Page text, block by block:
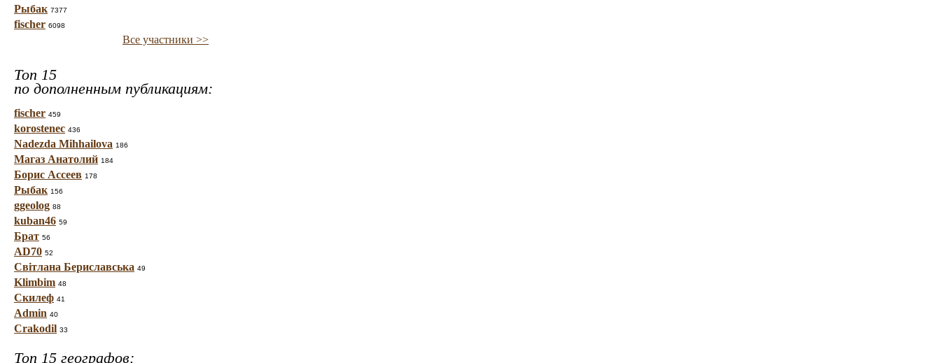
Рыбак 7377
fischer 6098
Все участники >>
Топ 15
по дополненным публикациям:
fischer 459
korostenec 436
Nadezda Mihhailova 186
Магаз Анатолий 184
Борис Ассеев 178
Рыбак 156
ggeolog 88
kuban46 59
Брат 56
AD70 52
Світлана Бериславська 49
Klimbim 48
Скилеф 41
Admin 40
Crakodil 33
Топ 15 географов: